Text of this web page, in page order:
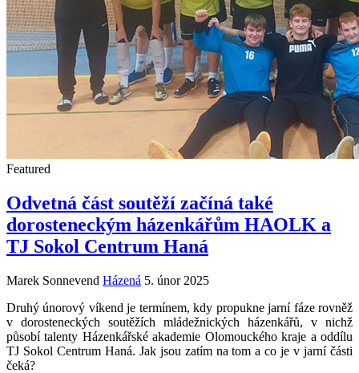
Featured
Odvetná část soutěží začíná také
dorosteneckým házenkářům HAOLK a
TJ Sokol Centrum Haná
Marek Sonnevend Házená 5. únor 2025
Druhý únorový víkend je termínem, kdy propukne jarní fáze rovněž
v dorosteneckých soutěžích mládežnických házenkářů, v nichž
působí talenty Házenkářské akademie Olomouckého kraje a oddílu
TJ Sokol Centrum Haná. Jak jsou zatím na tom a co je v jarní části
čeká?